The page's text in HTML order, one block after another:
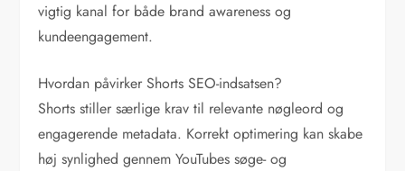
vigtig kanal for både brand awareness og
kundeengagement.
Hvordan påvirker Shorts SEO-indsatsen?
Shorts stiller særlige krav til relevante nøgleord og
engagerende metadata. Korrekt optimering kan skabe
høj synlighed gennem YouTubes søge- og